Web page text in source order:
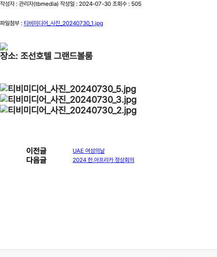
작성자 : 관리자(tbmedia) 작성일 : 2024-07-30 조회수 : 505
파일첨부 : 티비미디어_사진_20240730_1.jpg
장소: 조선호텔 그랜드볼룸
이전글 UAE 여성의날
다음글 2024 한.아프리카 정상회의